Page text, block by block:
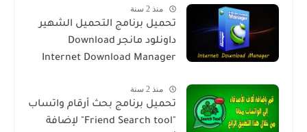
منذ 2 سنة
تحميل برنامج التحميل الشهير
داونلود مانجر Download
Internet Download Manager
منذ 2 سنة
تحميل برنامج بحث أرقام واتساب
"Friend Search tool" لإضافة